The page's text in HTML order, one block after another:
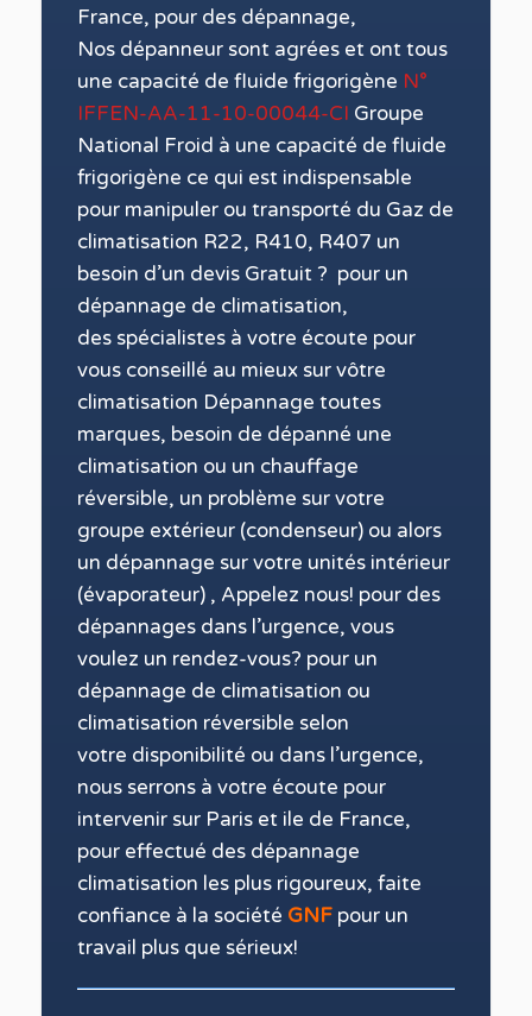
France, pour des dépannage,
Nos dépanneur sont agrées et ont tous
une capacité de fluide frigorigène N°
IFFEN-AA-11-10-00044-CI Groupe
National Froid à une capacité de fluide
frigorigène ce qui est indispensable
pour manipuler ou transporté du Gaz de
climatisation R22, R410, R407 un
besoin d’un devis Gratuit ? pour un
dépannage de climatisation,
des spécialistes à votre écoute pour
vous conseillé au mieux sur vôtre
climatisation Dépannage toutes
marques, besoin de dépanné une
climatisation ou un chauffage
réversible, un problème sur votre
groupe extérieur (condenseur) ou alors
un dépannage sur votre unités intérieur
(évaporateur) , Appelez nous! pour des
dépannages dans l’urgence, vous
voulez un rendez-vous? pour un
dépannage de climatisation ou
climatisation réversible selon
votre disponibilité ou dans l’urgence,
nous serrons à votre écoute pour
intervenir sur Paris et ile de France,
pour effectué des dépannage
climatisation les plus rigoureux, faite
confiance à la société GNF pour un
travail plus que sérieux!